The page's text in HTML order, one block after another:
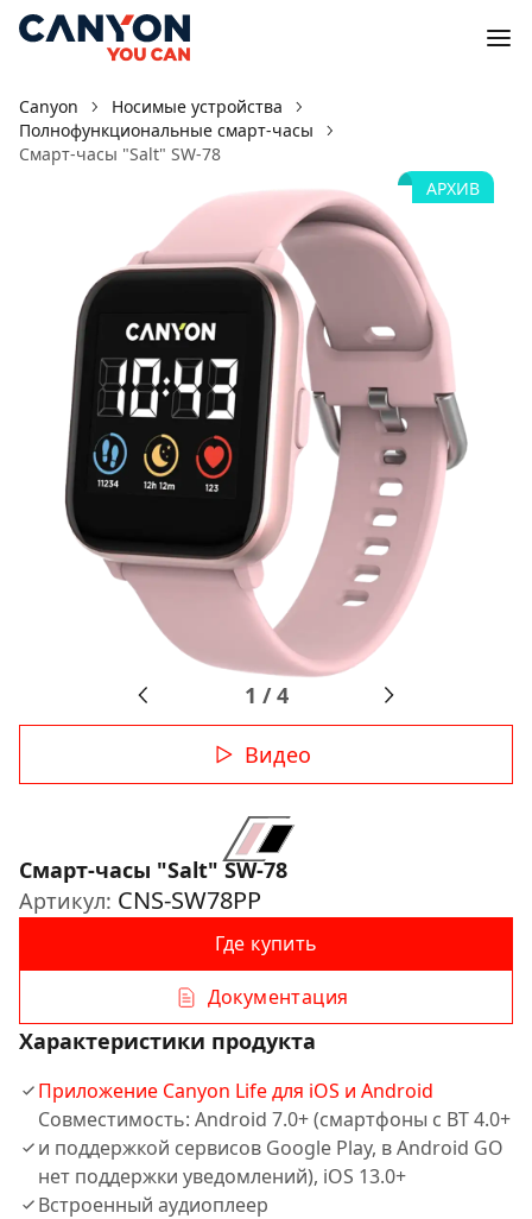
Canyon
Носимые устройства
Полнофункциональные смарт-часы
Смарт-часы "Salt" SW-78
АРХИВ
1 /4
Видео
Смарт-часы "Salt" SW-78
Артикул: CNS-SW78PP
Где купить
Документация
Характеристики продукта
Приложение Canyon Life для iOS и Android
Совместимость: Android 7.0+ (смартфоны с BT 4.0+
и поддержкой сервисов Google Play, в Android GO
нет поддержки уведомлений), iOS 13.0+
Встроенный аудиоплеер